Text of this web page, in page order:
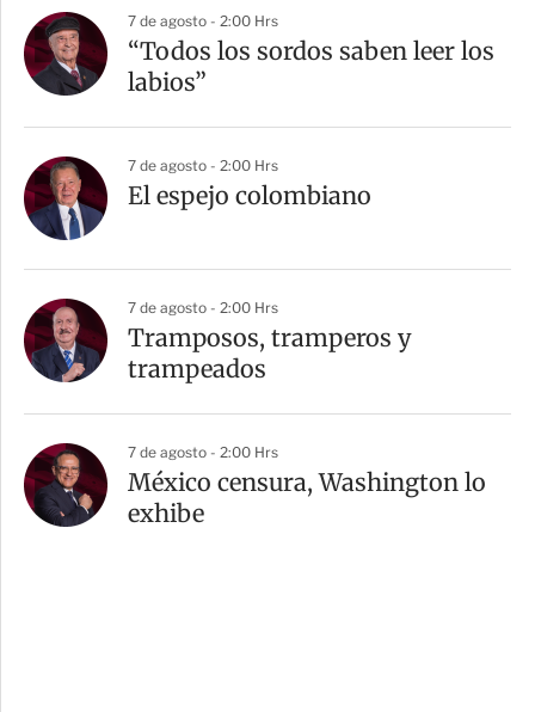
7 de agosto - 2:00 Hrs
“Todos los sordos saben leer los
labios”
7 de agosto - 2:00 Hrs
El espejo colombiano
7 de agosto - 2:00 Hrs
Tramposos, tramperos y
trampeados
7 de agosto - 2:00 Hrs
México censura, Washington lo
exhibe